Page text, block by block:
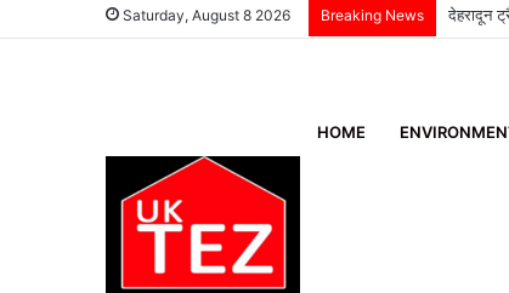
Saturday, August 8 2026 Breaking News देहरादून
HOME